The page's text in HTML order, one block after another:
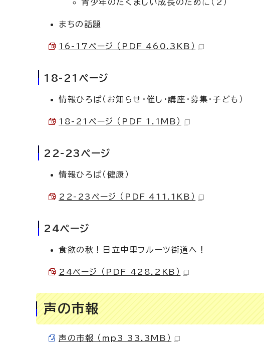
青少年のたくましい成長のために（2）
まちの話題
16-17ページ （PDF 460.3KB）
18-21ページ
情報ひろば（お知らせ・催し・講座・募集・子ども）
18-21ページ （PDF 1.1MB）
22-23ページ
情報ひろば（健康）
22-23ページ （PDF 411.1KB）
24ページ
食欲の秋！日立中里フルーツ街道へ！
24ページ （PDF 428.2KB）
声の市報
声の市報 （mp3 33.3MB）